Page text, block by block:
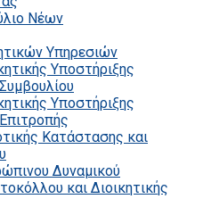
Νέων
Υπηρεσιών
Υποστήριξης
Υποστήριξης
Κατάστασης και
Δυναμικού
και Διοικητικής